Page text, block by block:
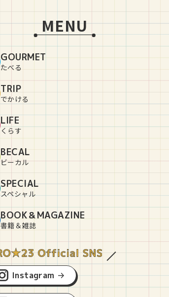
MENU
GOURMET
たべる
TRIP
でかける
LIFE
くらす
BECAL
ビーカル
SPECIAL
スペシャル
BOOK＆MAGAZINE
書籍＆雑誌
Instagram